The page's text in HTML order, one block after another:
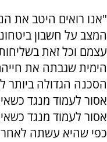
"אנו רואים היטב את
המצב על חשבון
עצמם וכל זאת
הימית שגבתה את
הסכנה הגדולה ביותר
אסור לעמוד מנגד
אסור לעמוד מנגד
כפי שהיא עשתה